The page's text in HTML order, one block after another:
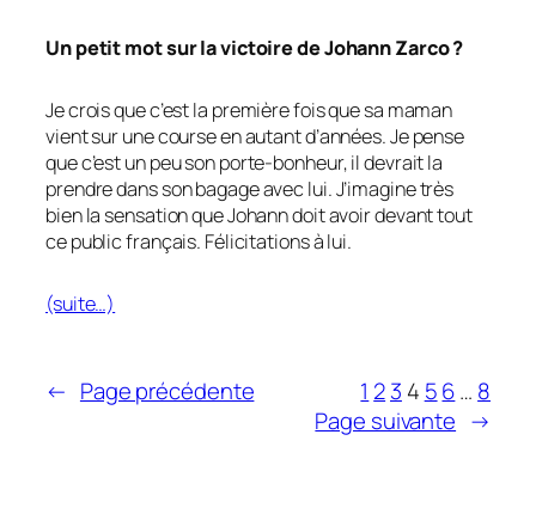
Un petit mot sur la victoire de Johann Zarco ?
Je crois que c’est la première fois que sa maman
vient sur une course en autant d’années. Je pense
que c’est un peu son porte-bonheur, il devrait la
prendre dans son bagage avec lui. J’imagine très
bien la sensation que Johann doit avoir devant tout
ce public français. Félicitations à lui.
(suite…)
← Page précédente 1 23 4 56… 8
Page suivante →